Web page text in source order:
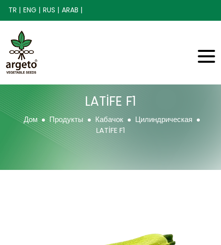
TR | ENG | RUS | ARAB |
LATİFE F1
Дом Продукты Кабачок
Цилиндрическая
LATİFE F1